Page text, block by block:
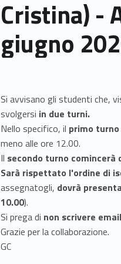
Cristina) -
giugno
Si avvisano gli studenti che,
svolgersi in due turni.
Nello specifico, il primo
meno alle ore 12.00.
Il secondo turno comincerà
Sarà rispettato l'ordine di
assegnatogli, dovrà
10.00).
Si prega di non scrivere
Grazie per la collaborazione.
GC